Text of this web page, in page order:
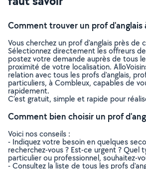
Comment trouver un prof d'anglais
Vous cherchez un prof d'anglais près de
Sélectionnez directement les offreurs
postez votre demande auprès de tous
proximité de votre localisation.
relation avec tous les profs d'anglais,
particuliers, à Combleux, capables de
rapidement.
C’est gratuit, simple et rapide pour
Comment bien choisir un prof
Voici nos conseils :
- Indiquez votre besoin en quelques
recherchez-vous ? Est-ce urgent ? Quel
particulier ou professionnel, souhaitez-
- Consultez la liste de tous les profs